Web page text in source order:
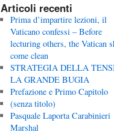
Articoli recenti
Prima d’impartire lezioni, il
Vaticano confessi – Before
lecturing others, the Vatican
come clean
STRATEGIA DELLA
LA GRANDE BUGIA
Prefazione e Primo Capitolo
(senza titolo)
Pasquale Laporta Carabinieri
Marshal